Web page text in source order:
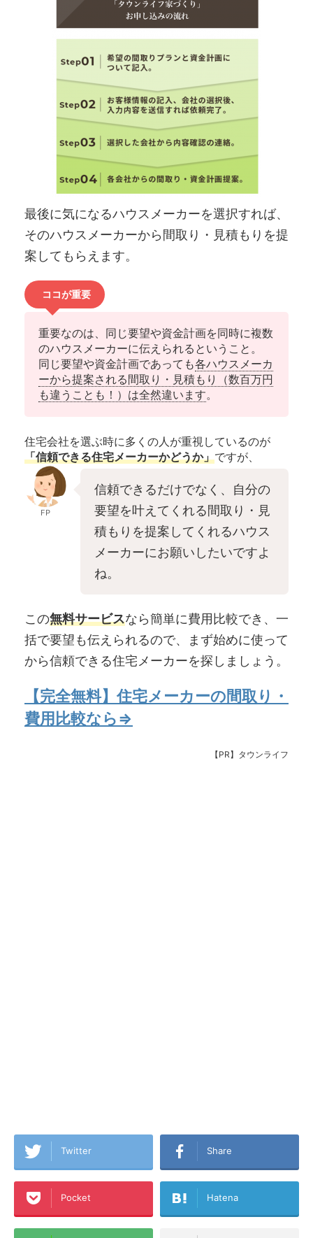
最後に気になるハウスメーカーを選択すれば、
そのハウスメーカーから間取り・見積もりを提
案してもらえます。
ココが重要
重要なのは、同じ要望や資金計画を同時に複数
のハウスメーカーに伝えられるということ。
同じ要望や資金計画であっても各ハウスメーカ
ーから提案される間取り・見積もり（数百万円
も違うことも！）は全然違います。
住宅会社を選ぶ時に多くの人が重視しているのが
「信頼できる住宅メーカーかどうか」ですが、
FP
信頼できるだけでなく、自分の
要望を叶えてくれる間取り・見
積もりを提案してくれるハウス
メーカーにお願いしたいですよ
ね。
この無料サービスなら簡単に費用比較でき、一
括で要望も伝えられるので、まず始めに使って
から信頼できる住宅メーカーを探しましょう。
【完全無料】住宅メーカーの間取り・
費用比較なら⇒
【PR】タウンライフ
Twitter Share
Pocket Hatena